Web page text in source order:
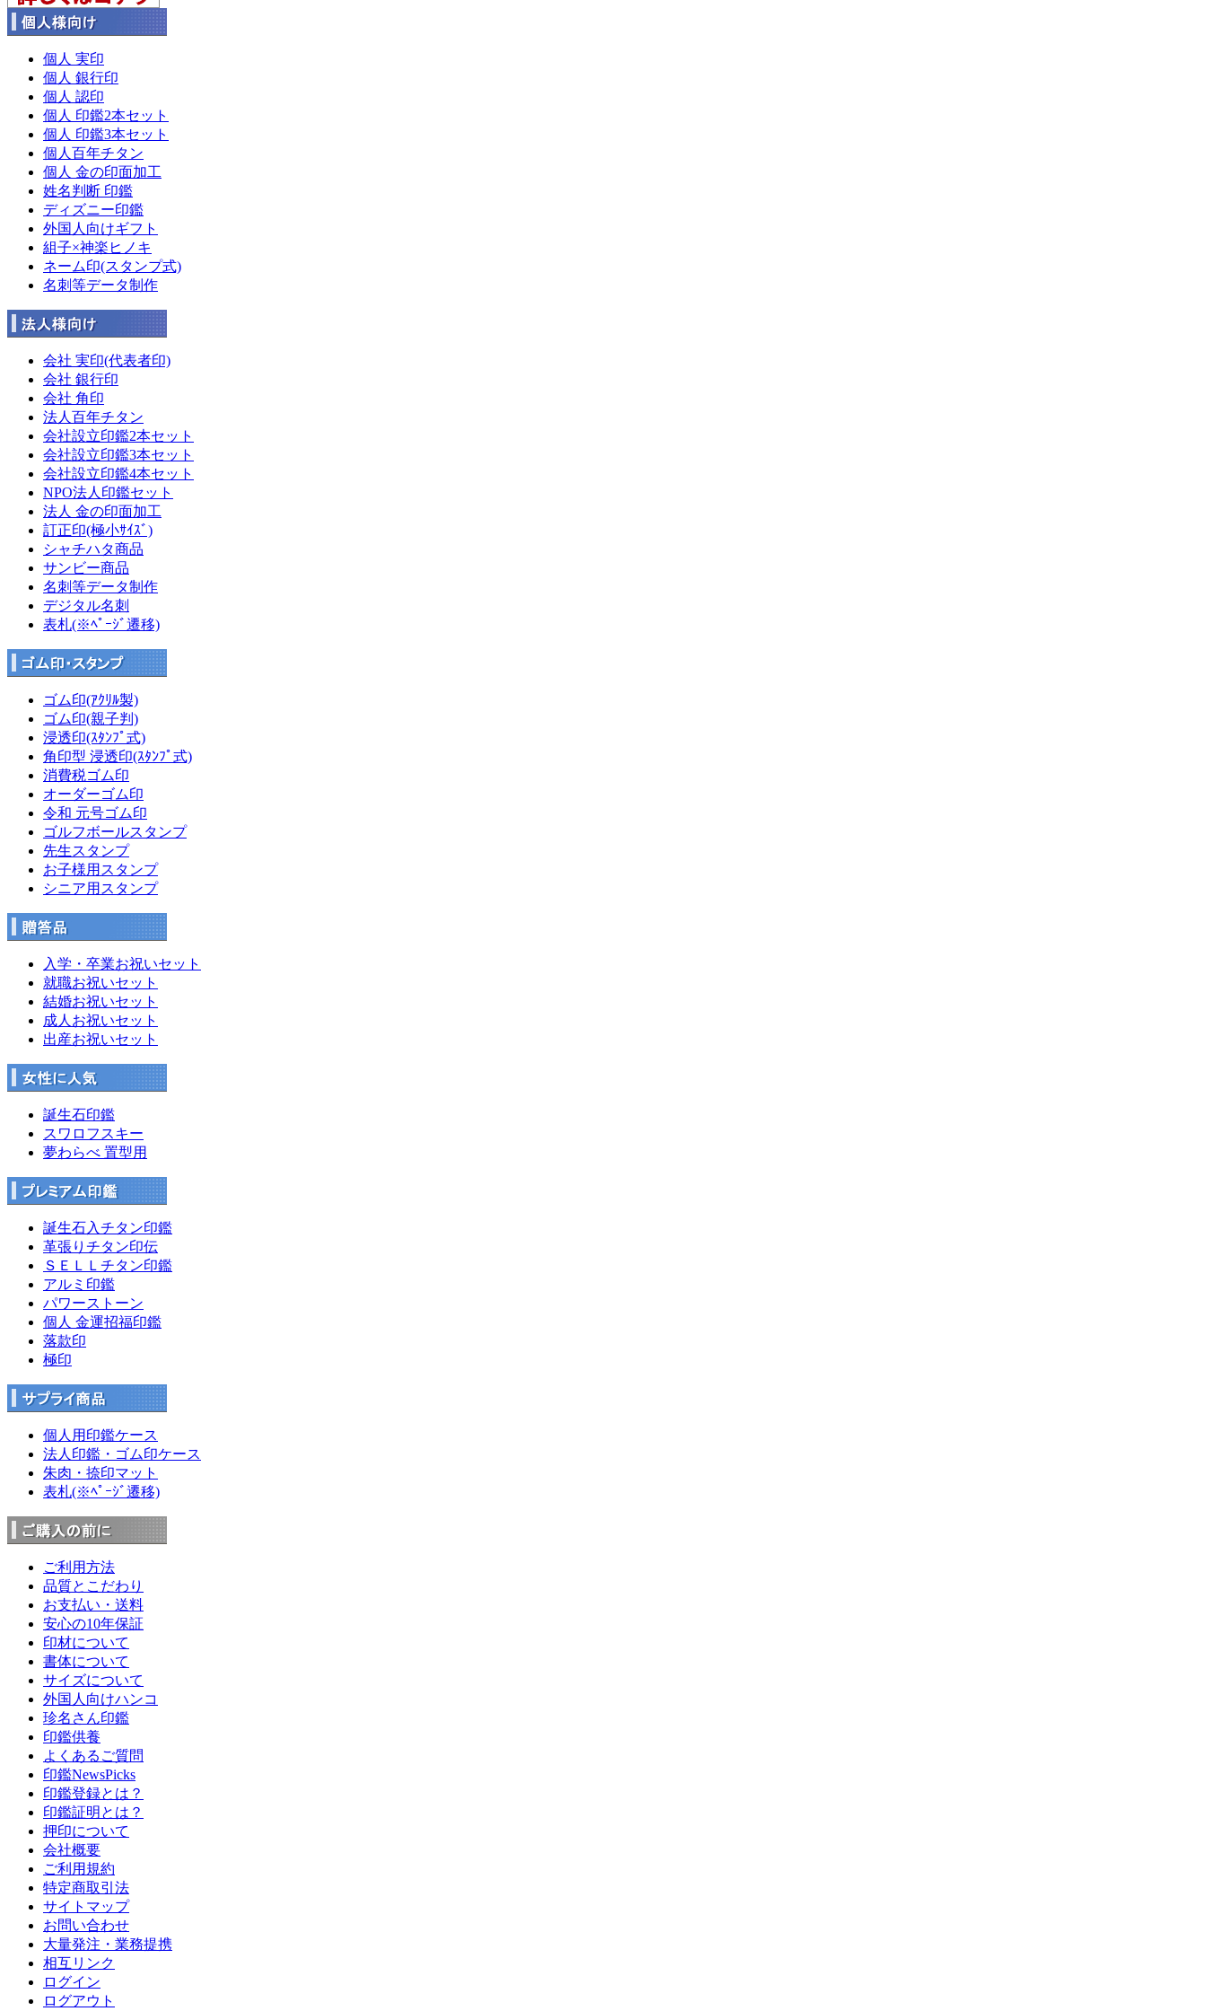
個人 実印
個人 銀行印
個人 認印
個人 印鑑2本セット
個人 印鑑3本セット
個人百年チタン
個人 金の印面加工
姓名判断 印鑑
ディズニー印鑑
外国人向けギフト
組子×神楽ヒノキ
ネーム印(スタンプ式)
名刺等データ制作
会社 実印(代表者印)
会社 銀行印
会社 角印
法人百年チタン
会社設立印鑑2本セット
会社設立印鑑3本セット
会社設立印鑑4本セット
NPO法人印鑑セット
法人 金の印面加工
訂正印(極小ｻｲｽﾞ)
シャチハタ商品
サンビー商品
名刺等データ制作
デジタル名刺
表札(※ﾍﾟｰｼﾞ遷移)
ゴム印(ｱｸﾘﾙ製)
ゴム印(親子判)
浸透印(ｽﾀﾝﾌﾟ式)
角印型 浸透印(ｽﾀﾝﾌﾟ式)
消費税ゴム印
オーダーゴム印
令和 元号ゴム印
ゴルフボールスタンプ
先生スタンプ
お子様用スタンプ
シニア用スタンプ
入学・卒業お祝いセット
就職お祝いセット
結婚お祝いセット
成人お祝いセット
出産お祝いセット
誕生石印鑑
スワロフスキー
夢わらべ 置型用
誕生石入チタン印鑑
革張りチタン印伝
ＳＥＬＬチタン印鑑
アルミ印鑑
パワーストーン
個人 金運招福印鑑
落款印
極印
個人用印鑑ケース
法人印鑑・ゴム印ケース
朱肉・捺印マット
表札(※ﾍﾟｰｼﾞ遷移)
ご利用方法
品質とこだわり
お支払い・送料
安心の10年保証
印材について
書体について
サイズについて
外国人向けハンコ
珍名さん印鑑
印鑑供養
よくあるご質問
印鑑NewsPicks
印鑑登録とは？
印鑑証明とは？
押印について
会社概要
ご利用規約
特定商取引法
サイトマップ
お問い合わせ
大量発注・業務提携
相互リンク
ログイン
ログアウト